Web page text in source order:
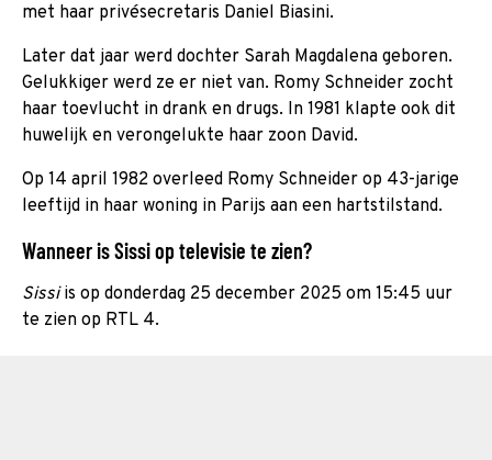
met haar privésecretaris Daniel Biasini.
Later dat jaar werd dochter Sarah Magdalena geboren.
Gelukkiger werd ze er niet van. Romy Schneider zocht
haar toevlucht in drank en drugs. In 1981 klapte ook dit
huwelijk en verongelukte haar zoon David.
Op 14 april 1982 overleed Romy Schneider op 43-jarige
leeftijd in haar woning in Parijs aan een hartstilstand.
Wanneer is Sissi op televisie te zien?
Sissiis op donderdag 25 december 2025 om 15:45 uur
te zien op RTL 4.